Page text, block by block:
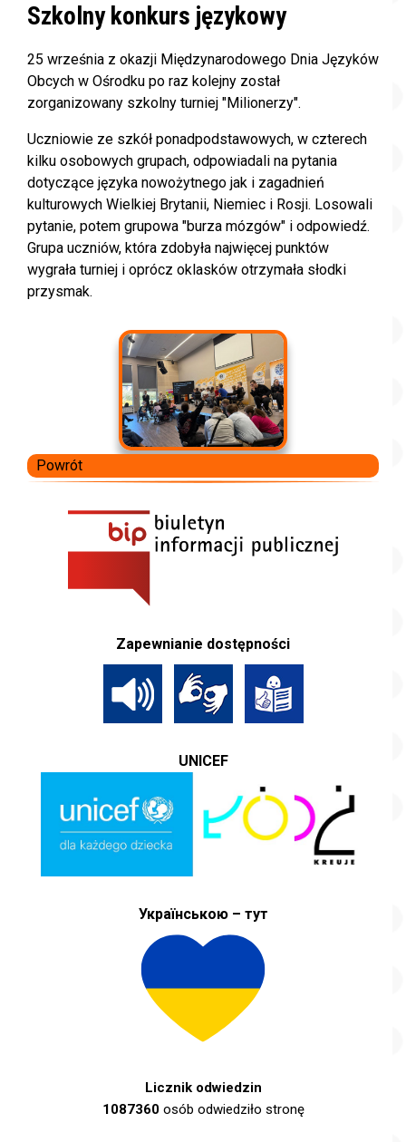
Szkolny konkurs językowy
25 września z okazji Międzynarodowego Dnia Języków
Obcych w Ośrodku po raz kolejny został
zorganizowany szkolny turniej "Milionerzy".
Uczniowie ze szkół ponadpodstawowych, w czterech
kilku osobowych grupach, odpowiadali na pytania
dotyczące języka nowożytnego jak i zagadnień
kulturowych Wielkiej Brytanii, Niemiec i Rosji. Losowali
pytanie, potem grupowa "burza mózgów" i odpowiedź.
Grupa uczniów, która zdobyła najwięcej punktów
wygrała turniej i oprócz oklasków otrzymała słodki
przysmak.
Powrót
Zapewnianie dostępności
UNICEF
Українською – тут
Licznik odwiedzin
1087360osób odwiedziło stronę